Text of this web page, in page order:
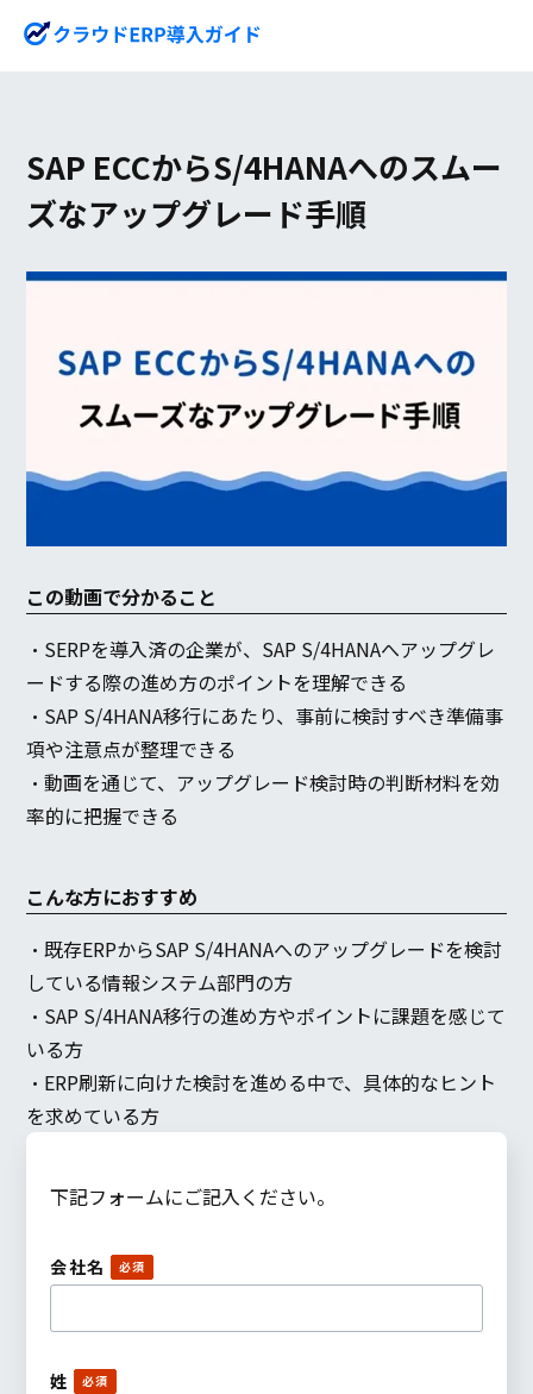
SAP ECCからS/4HANAへのスムー
ズなアップグレード手順
この動画で分かること
・SERPを導入済の企業が、SAP S/4HANAへアップグレ
ードする際の進め方のポイントを理解できる
・SAP S/4HANA移行にあたり、事前に検討すべき準備事
項や注意点が整理できる
・動画を通じて、アップグレード検討時の判断材料を効
率的に把握できる
こんな方におすすめ
・既存ERPからSAP S/4HANAへのアップグレードを検討
している情報システム部門の方
・SAP S/4HANA移行の進め方やポイントに課題を感じて
いる方
・ERP刷新に向けた検討を進める中で、具体的なヒント
を求めている方
下記フォームにご記入ください。
会社名
姓